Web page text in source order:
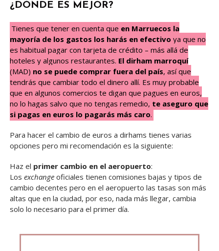
¿DÓNDE ES MEJOR?
Tienes que tener en cuenta que en Marruecos la
mayoría de los gastos los harás en efectivo ya que no
es habitual pagar con tarjeta de crédito – más allá de
hoteles y algunos restaurantes. El dirham marroquí
(MAD) no se puede comprar fuera del país, así que
tendrás que cambiar todo el dinero allí. Es muy probable
que en algunos comercios te digan que pagues en euros,
no lo hagas salvo que no tengas remedio, te aseguro que
si pagas en euros lo pagarás más caro.
Para hacer el cambio de euros a dirhams tienes varias
opciones pero mi recomendación es la siguiente:
Haz el primer cambio en el aeropuerto:
Los exchange oficiales tienen comisiones bajas y tipos de
cambio decentes pero en el aeropuerto las tasas son más
altas que en la ciudad, por eso, nada más llegar, cambia
solo lo necesario para el primer día.